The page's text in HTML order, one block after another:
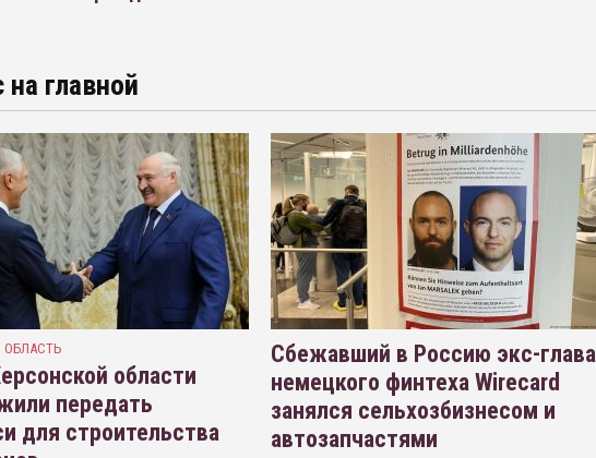
на главной
ОБЛАСТЬ
области
передать
для строительства
Сбежавший в Россию экс-глава
немецкого финтеха Wirecard
занялся сельхозбизнесом и
автозапчастями